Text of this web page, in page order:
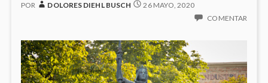
POR DOLORES DIEHL BUSCH
26 MAYO, 2020
COMENTAR